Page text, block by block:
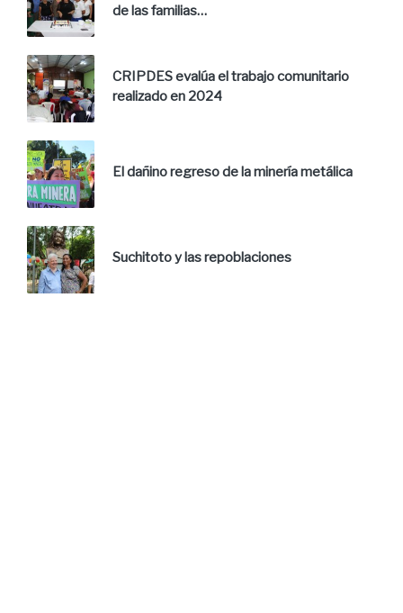
de las familias…
CRIPDES evalúa el trabajo comunitario
realizado en 2024
El dañino regreso de la minería metálica
Suchitoto y las repoblaciones